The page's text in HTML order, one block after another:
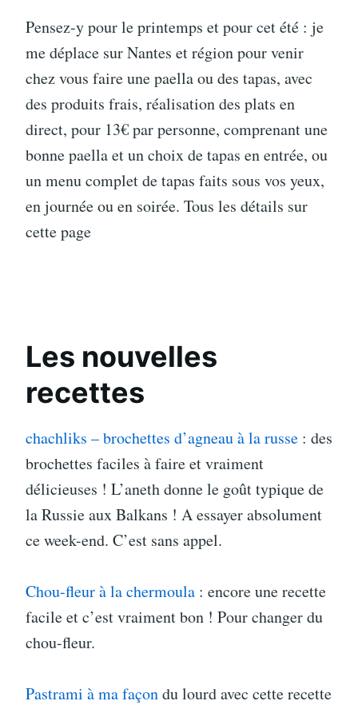
Pensez-y pour le printemps et pour cet été : je
me déplace sur Nantes et région pour venir
chez vous faire une paella ou des tapas, avec
des produits frais, réalisation des plats en
direct, pour 13€ par personne, comprenant une
bonne paella et un choix de tapas en entrée, ou
un menu complet de tapas faits sous vos yeux,
en journée ou en soirée. Tous les détails sur
cette page
Les nouvelles
recettes
chachliks – brochettes d’agneau à la russe : des
brochettes faciles à faire et vraiment
délicieuses ! L’aneth donne le goût typique de
la Russie aux Balkans ! A essayer absolument
ce week-end. C’est sans appel.
Chou-fleur à la chermoula : encore une recette
facile et c’est vraiment bon ! Pour changer du
chou-fleur.
Pastrami à ma façondu lourd avec cette recette